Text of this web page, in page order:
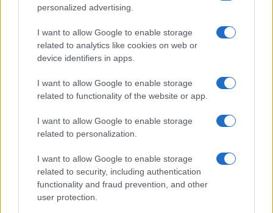
personalized advertising.
I want to allow Google to enable storage
related to analytics like cookies on web or
device identifiers in apps.
I want to allow Google to enable storage
related to functionality of the website or app.
I want to allow Google to enable storage
related to personalization.
I want to allow Google to enable storage
related to security, including authentication
functionality and fraud prevention, and other
user protection.
Paolo Pinna
Martina Agostina Diturco
I nostri cari
I nostri cari